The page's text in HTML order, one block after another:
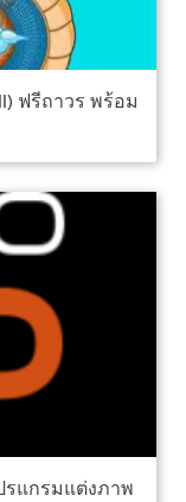
ฟรีถาวร พร้อม
รแกรมแต่งภาพ